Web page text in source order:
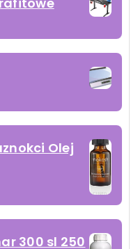
Olej
300 sl 250